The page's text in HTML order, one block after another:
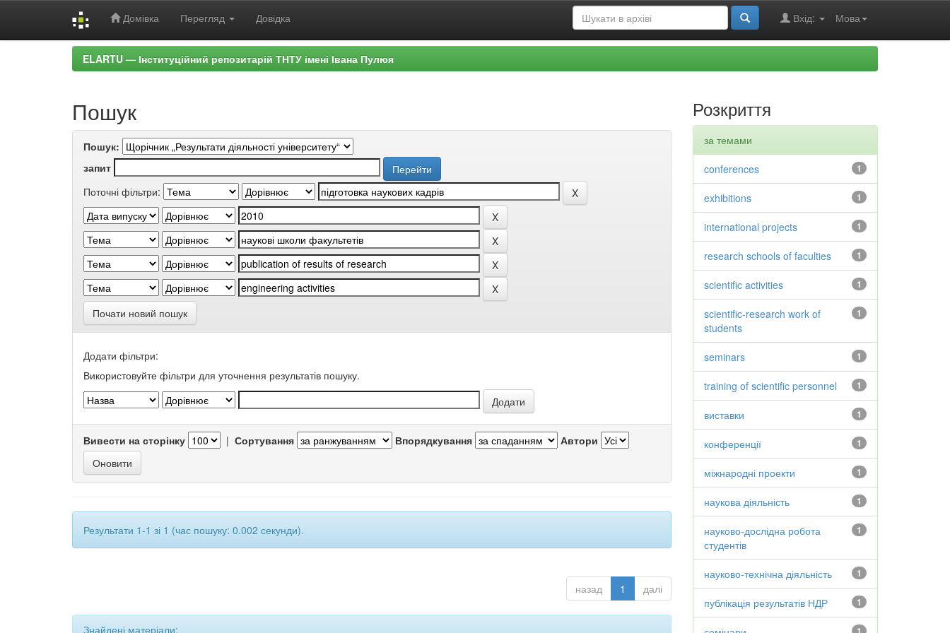
Домівка Перегляд Довідка Мова
Вхід:
ELARTU — Інституційний репозитарій ТНТУ імені Івана Пулюя
Пошук
Пошук:
запит
Поточні фільтри:
Почати новий пошук
Додати фільтри:
Використовуйте фільтри для уточнення результатів пошуку.
Вивести на сторінку | Сортування Впорядкування Автори
Результати 1-1 зі 1 (час пошуку: 0.002 секунди).
назад 1 далі
Знайдені матеріали:
Розкриття
за темами
1
conferences
1
exhibitions
1
international projects
1
research schools of faculties
1
scientific activities
1
scientific-research work of
students
1
seminars
1
training of scientific personnel
1
виставки
1
конференції
1
міжнародні проекти
1
наукова діяльність
1
науково-дослідна робота
студентів
1
науково-технічна діяльність
1
публікація результатів НДР